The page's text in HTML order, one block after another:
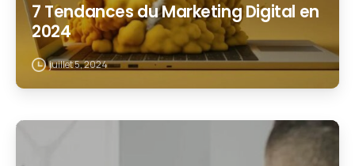
7 Tendances du Marketing Digital en
2024
juillet 5, 2024